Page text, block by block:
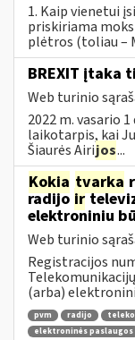
1. Kaip vienetui
priskiriama
plėtros (toliau –
BREXIT įtaka
Web turinio
2022 m. vasario
laikotarpis, kai
Šiaurės Airijos...
Kokia tvarka
radijo ir
elektroniniu
Web turinio
Registracijos
(arba)
pvm radijo
elektroninės paslaugos